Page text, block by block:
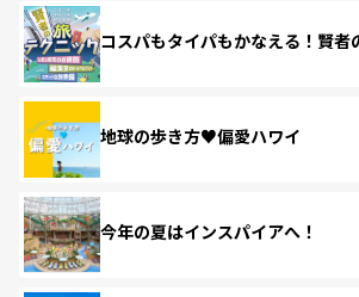
コスパもタイパもかなえる！賢者
地球の歩き方♥偏愛ハワイ
今年の夏はインスパイアへ！